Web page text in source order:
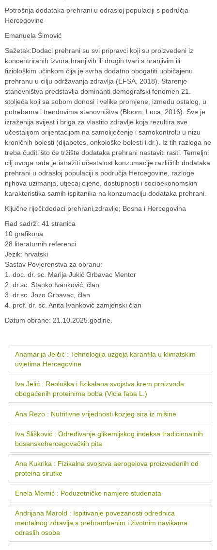
Potrošnja dodataka prehrani u odrasloj populaciji s područja
Hercegovine
Emanuela Šimović
Sažetak:Dodaci prehrani su svi pripravci koji su proizvedeni iz
koncentriranih izvora hranjivih ili drugih tvari s hranjivim ili
fiziološkim učinkom čija je svrha dodatno obogatiti uobičajenu
prehranu u cilju održavanja zdravlja (EFSA, 2018). Starenje
stanovništva predstavlja dominanti demografski fenomen 21.
stoljeća koji sa sobom donosi i velike promjene, između ostalog, u
potrebama i trendovima stanovništva (Bloom, Luca, 2016). Sve je
izraženija svijest i briga za vlastito zdravlje koja rezultira sve
učestalijom orijentacijom na samoliječenje i samokontrolu u nizu
kroničnih bolesti (dijabetes, onkološke bolesti i dr.). Iz tih razloga ne
treba čuditi što će tržište dodataka prehrani nastaviti rasti. Temeljni
cilj ovoga rada je istražiti učestalost konzumacije različitih dodataka
prehrani u odrasloj populaciji s područja Hercegovine, razloge
njihova uzimanja, utjecaj cijene, dostupnosti i socioekonomskih
karakteristika samih ispitanika na konzumaciju dodataka prehrani.
Ključne riječi:dodaci prehrani,zdravlje; Bosna i Hercegovina
Rad sadrži: 41 stranica
10 grafikona
28 literaturnih referenci
Jezik: hrvatski
Sastav Povjerenstva za obranu:
1. doc. dr. sc. Marija Jukić Grbavac Mentor
2. dr.sc. Stanko Ivanković, član
3. dr.sc. Jozo Grbavac, član
4. prof. dr. sc. Anita Ivanković zamjenski član
Datum obrane: 21.10.2025.godine.
Anamarija Jelčić : Tehnologija uzgoja karanfila u klimatskim
uvjetima Hercegovine
Iva Jelić : Reološka i fizikalana svojstva krem proizvoda
obogaćenih proteinima boba (Vicia faba L.)
Ana Rezo : Nutritivne vrijednosti kozjeg sira iz mišine
Iva Slišković : Određivanje glikemijskog indeksa tradicionalnih
bosanskohercegovačkih pita
Ana Kukrika : Fizikalna svojstva aerogelova proizvedenih od
proteina sirutke
Enela Memić : Poduzetničke namjere studenata
Andrijana Marold : Ispitivanje povezanosti odrednica
mentalnog zdravlja s prehrambenim i životnim navikama
odraslih osoba